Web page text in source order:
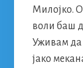
Милојко.
воли баш
Уживам да
јако